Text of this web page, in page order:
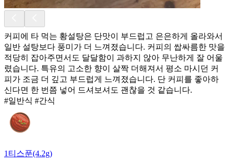
커피에 타 먹는 황설탕은 단맛이 부드럽고 은은하게 올라와서
일반 설탕보다 풍미가 더 느껴졌습니다. 커피의 쌉싸름한 맛을
적당히 잡아주면서도 달달함이 과하지 않아 무난하게 잘 어울
렸습니다. 특유의 고소한 향이 살짝 더해져서 평소 마시던 커
피가 조금 더 깊고 부드럽게 느껴졌습니다. 단 커피를 좋아하
신다면 한 번쯤 넣어 드셔보셔도 괜찮을 것 같습니다.
#일반식 #간식
1티스푼(4.2g)